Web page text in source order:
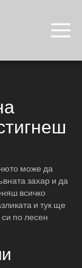
може да
захар и да
всичко
и тук ще
по лесен